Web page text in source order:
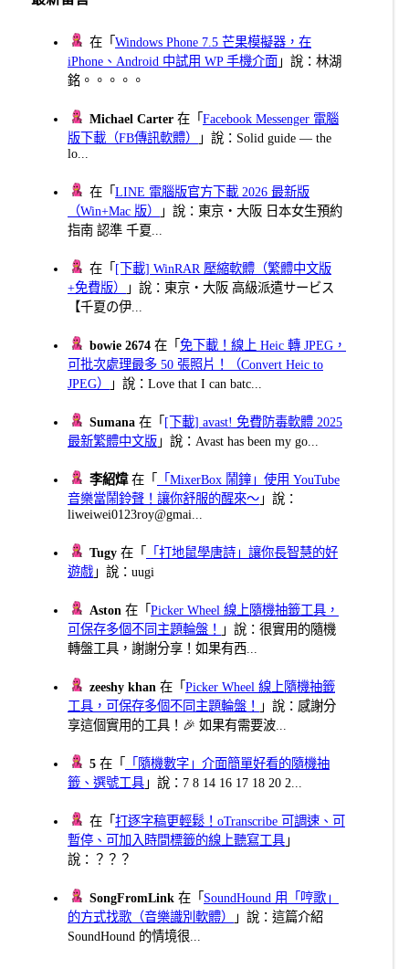
在「Windows Phone 7.5 芒果模擬器，在
iPhone、Android 中試用 WP 手機介面 」說：林湖
銘。。。。。
Michael Carter 在「Facebook Messenger 電腦
版下載（FB傳訊軟體）
」說：Solid guide — the
lo...
在「LINE 電腦版官方下載 2026 最新版
（Win+Mac 版）
」說：東京・大阪 日本女生預約
指南 認準 千夏...
在「 [下載] WinRAR 壓縮軟體（繁體中文版
+免費版）
」說：東京・大阪 高級派遣サービス
【千夏の伊...
bowie 2674 在「免下載！線上 Heic 轉 JPEG，
可批次處理最多 50 張照片！（Convert Heic to
JPEG）
」說：Love that I can batc...
Sumana 在「 [下載] avast! 免費防毒軟體 2025
最新繁體中文版 」說：Avast has been my go...
李紹煒在「
「MixerBox 鬧鐘」使用 YouTube
音樂當鬧鈴聲！讓你舒服的醒來～ 」說：
liweiwei0123roy@gmai...
Tugy 在「
「打地鼠學唐詩」讓你長智慧的好
遊戲 」說：uugi
Aston 在「Picker Wheel 線上隨機抽籤工具，
可保存多個不同主題輪盤！
」說：很實用的隨機
轉盤工具，謝謝分享！如果有西...
zeeshy khan 在「Picker Wheel 線上隨機抽籤
工具，可保存多個不同主題輪盤！
」說：感謝分
享這個實用的工具！🎉 如果有需要波...
5 在「
「隨機數字」介面簡單好看的隨機抽
籤、選號工具 」說：7 8 14 16 17 18 20 2...
在「打逐字稿更輕鬆！oTranscribe 可調速、可
暫停、可加入時間標籤的線上聽寫工具 」
說：？？？
SongFromLink 在「 SoundHound 用「哼歌」
的方式找歌（音樂識別軟體）
」說：這篇介紹
SoundHound 的情境很...